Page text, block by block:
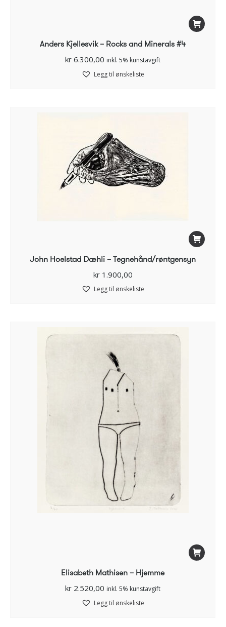
Anders Kjellesvik – Rocks and Minerals #4
kr 6.300,00 inkl. 5% kunstavgift
Legg til ønskeliste
John Hoelstad Dæhli – Tegnehånd/røntgensyn
kr1.900,00
Legg til ønskeliste
Elisabeth Mathisen – Hjemme
kr 2.520,00 inkl. 5% kunstavgift
Legg til ønskeliste